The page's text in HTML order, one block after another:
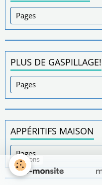
PLUS DE GASPILLAGE!
APPÉRITIFS MAISON
SPONSORS